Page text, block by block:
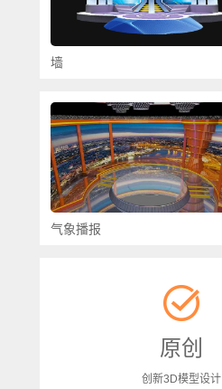
墙
气象播报
原创
创新3D模型设计